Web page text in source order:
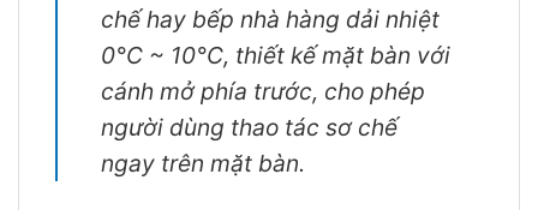
chế hay bếp nhà hàng dải nhiệt
0°C ~ 10°C, thiết kế mặt bàn với
cánh mở phía trước, cho phép
người dùng thao tác sơ chế
ngay trên mặt bàn.